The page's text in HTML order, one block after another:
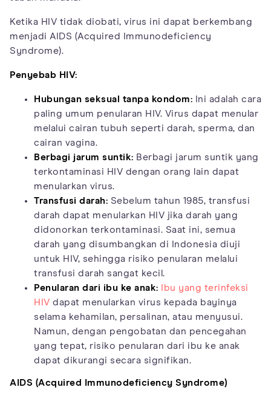
Ketika HIV tidak diobati, virus ini dapat berkembang
menjadi AIDS (Acquired Immunodeficiency
Syndrome).
Penyebab HIV:
Hubungan seksual tanpa kondom: Ini adalah cara
paling umum penularan HIV. Virus dapat menular
melalui cairan tubuh seperti darah, sperma, dan
cairan vagina.
Berbagi jarum suntik: Berbagi jarum suntik yang
terkontaminasi HIV dengan orang lain dapat
menularkan virus.
Transfusi darah: Sebelum tahun 1985, transfusi
darah dapat menularkan HIV jika darah yang
didonorkan terkontaminasi. Saat ini, semua
darah yang disumbangkan di Indonesia diuji
untuk HIV, sehingga risiko penularan melalui
transfusi darah sangat kecil.
Penularan dari ibu ke anak:
Ibu yang terinfeksi
HIV dapat menularkan virus kepada bayinya
selama kehamilan, persalinan, atau menyusui.
Namun, dengan pengobatan dan pencegahan
yang tepat, risiko penularan dari ibu ke anak
dapat dikurangi secara signifikan.
AIDS (Acquired Immunodeficiency Syndrome)